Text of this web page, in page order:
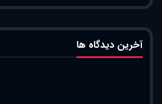
آخرین دیدگاه ها